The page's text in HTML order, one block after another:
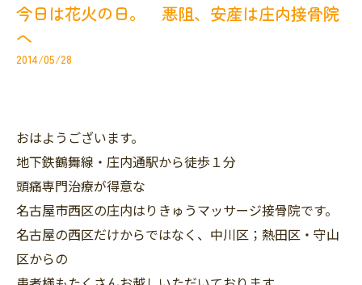
今日は花火の日。 悪阻、安産は庄内接骨院
へ
2014/05/28
おはようございます。
地下鉄鶴舞線・庄内通駅から徒歩１分
頭痛専門治療が得意な
名古屋市西区の庄内はりきゅうマッサージ接骨院です。
名古屋の西区だけからではなく、中川区；熱田区・守山
区からの